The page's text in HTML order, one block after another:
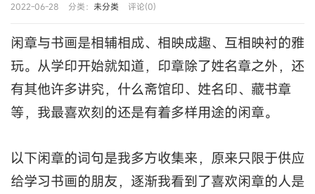
2022-06-28 分类： 未分类 评论(0)
闲章与书画是相辅相成、相映成趣、互相映衬的雅
玩。从学印开始就知道，印章除了姓名章之外，还
有其他许多讲究，什么斋馆印、姓名印、藏书章
等，我最喜欢刻的还是有着多样用途的闲章。
以下闲章的词句是我多方收集来，原来只限于供应
给学习书画的朋友，逐渐我看到了喜欢闲章的人是